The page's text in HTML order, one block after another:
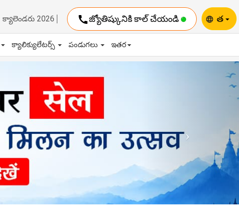
క్యాలెండరు 2026 callజ్యోతిష్కునికి కాల్ చేయండి language త
క్యాలిక్యులేటర్స్ పండుగలు ఇతర